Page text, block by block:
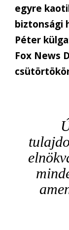
egyre
biztonsági
Péter
Fox News